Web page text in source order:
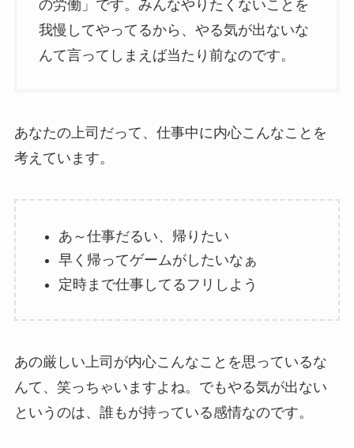
の労働」です。みんなやりたくないことを
我慢してやってるから、やる気が出ないな
んて言ってしまえば当たり前なのです。
あなたの上司だって、仕事中に内心こんなことを
考えています。
あ～仕事だるい、帰りたい
早く帰ってゲームがしたいなぁ
定時まで仕事してるフリしよう
あの厳しい上司が内心こんなことを思っているな
んて、笑っちゃいますよね。でもやる気が出ない
というのは、誰もが持っている感情なのです。